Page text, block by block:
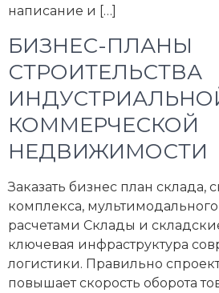
написание и […]
БИЗНЕС-ПЛАНЫ
СТРОИТЕЛЬСТВА
КОММЕРЧЕСКОЙ
НЕДВИЖИМОСТИ
Заказать бизнес план склада,
комплекса,
расчетами Склады и
ключевая инфраструктура
логистики. Правильно
повышает скорость оборота